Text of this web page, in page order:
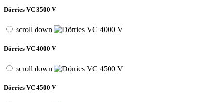
Dörries VC 3500 V
scroll down
Dörries VC 4000 V
scroll down
Dörries VC 4500 V